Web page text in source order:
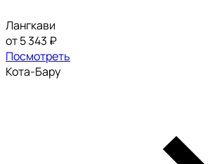
Лангкави
от 5 343 ₽
Посмотреть
Кота-Бару